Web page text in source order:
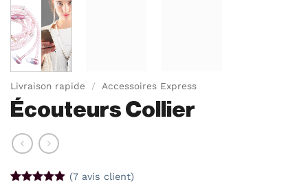
Livraison rapide / Accessoires Express
Écouteurs Collier
(7avis client)